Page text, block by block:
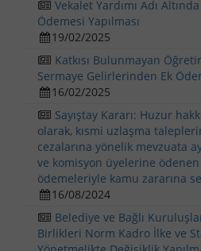
Vekalet Yardımı Adı
Ödemesi Yapılması
19/02/2025
Katkısı Bulunmayan
Sermaye Gelirlerinden Ek
16/02/2025
Sayıştay Kararı: Huzur
olarak, kısmi uzlaşma
cezalarına yönelik mevzuata
ve komisyon üyelerine ödenen
ödemeleriyle kamu zararına
16/08/2024
Belediye ve Bağlı
Birlikleri Norm Kadro İlke ve